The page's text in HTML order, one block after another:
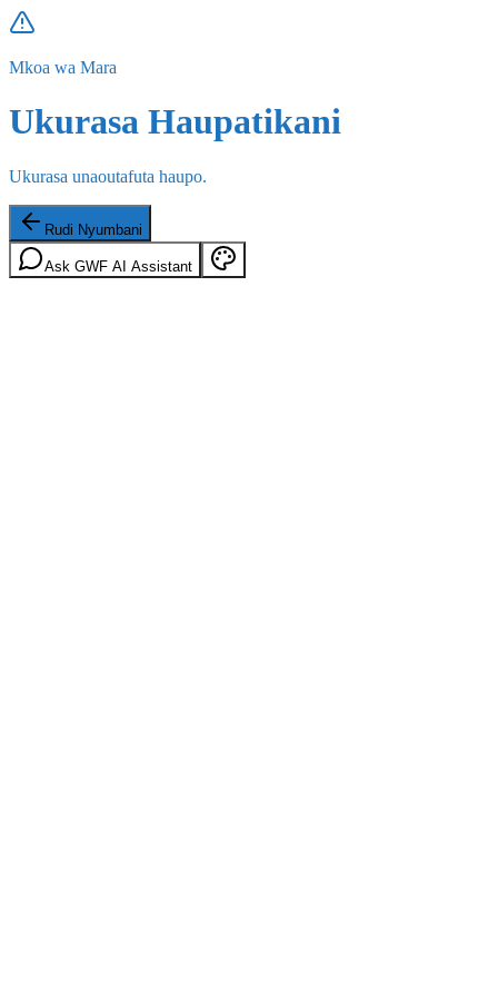
Mkoa wa Mara
Ukurasa Haupatikani
Ukurasa unaoutafuta haupo.
Rudi Nyumbani
Ask GWF AI Assistant